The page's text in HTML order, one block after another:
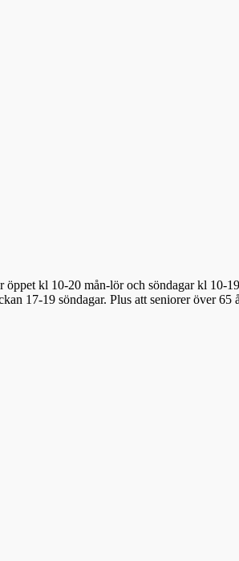
kl 10-20 mån-lör och söndagar kl 10-
17-19 söndagar. Plus att seniorer över 65